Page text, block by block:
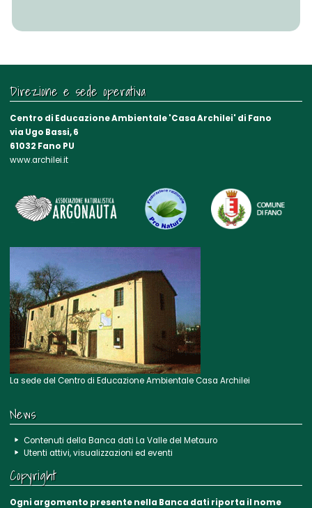
Direzione e sede operativa
Centro di Educazione Ambientale 'Casa Archilei' di Fano
via Ugo Bassi, 6
61032 Fano PU
www.archilei.it
La sede del Centro di Educazione Ambientale Casa Archilei
News
Contenuti della Banca dati La Valle del Metauro
Utenti attivi, visualizzazioni ed eventi
Copyright
Ogni argomento presente nella Banca dati riporta il nome